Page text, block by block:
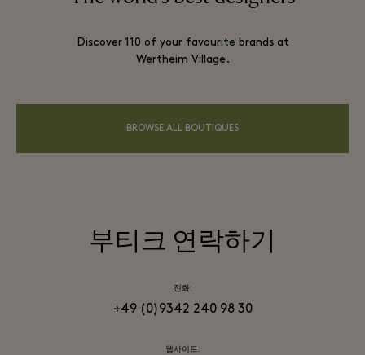
Discover 110 of your favourite brands at
Wertheim Village.
BROWSE ALL BOUTIQUES
부티크 연락하기
전화:
+49 (0)9342 240 98 30
웹사이트: